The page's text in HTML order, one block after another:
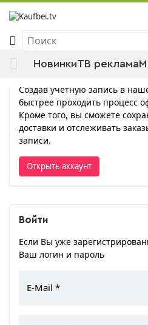
Поиск
НовинкиТВ реклама
Войти
Открыть аккаунт
Создав учетную запись в
быстрее проходить процесс
Кроме того, вы сможете
доставки и отслеживать
записи.
Открыть аккаунт
Войти
Если Вы уже
Ваш логин и пароль
E-Mail